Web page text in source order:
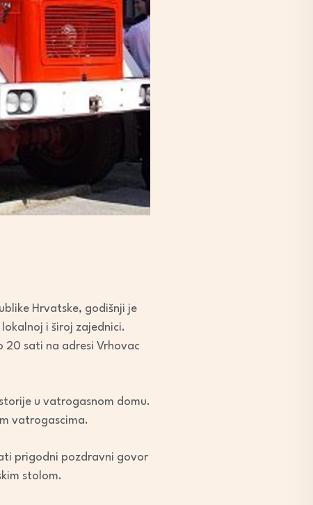
Hrvatske, godišnji je
i široj zajednici.
20 sati na adresi Vrhovac
u vatrogasnom domu.
vatrogascima.
prigodni pozdravni govor
stolom.